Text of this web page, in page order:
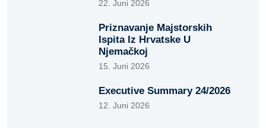
22. Juni 2026
Priznavanje Majstorskih
Ispita Iz Hrvatske U
Njemačkoj
15. Juni 2026
Executive Summary 24/2026
12. Juni 2026